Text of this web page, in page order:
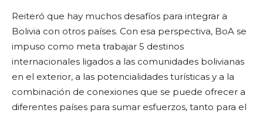
Reiteró que hay muchos desafíos para integrar a
Bolivia con otros países. Con esa perspectiva, BoA se
impuso como meta trabajar 5 destinos
internacionales ligados a las comunidades bolivianas
en el exterior, a las potencialidades turísticas y a la
combinación de conexiones que se puede ofrecer a
diferentes países para sumar esfuerzos, tanto para el